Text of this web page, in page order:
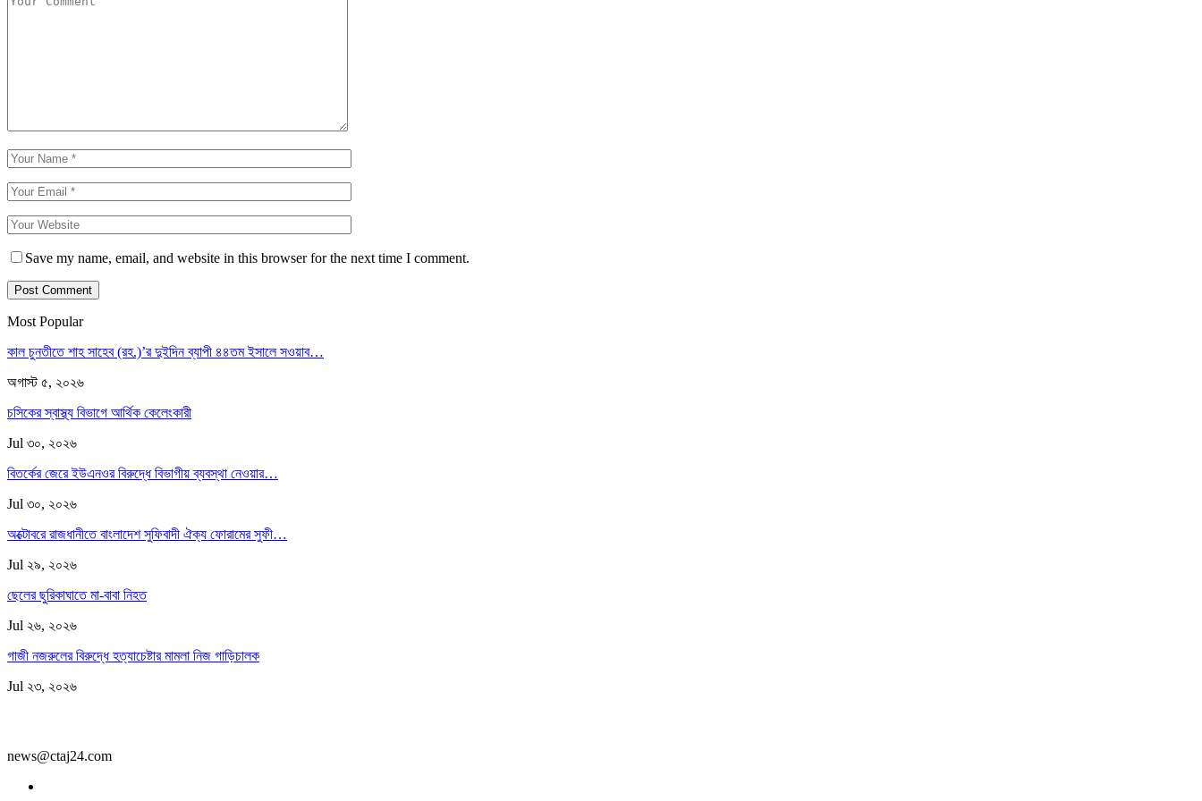
Save my name, email, and website in this browser for the next time I comment.
Most Popular
কাল চুনতীতে শাহ সাহেব (রহ.)’র দুইদিন ব্যাপী ৪৪তম ইসালে সওয়াব…
অগাস্ট ৫, ২০২৬
চসিকের স্বাস্থ্য বিভাগে আর্থিক কেলেংকারী
Jul ৩০, ২০২৬
বিতর্কের জেরে ইউএনওর বিরুদ্ধে বিভাগীয় ব্যবস্থা নেওয়ার…
Jul ৩০, ২০২৬
অক্টোবরে রাজধানীতে বাংলাদেশ সুফিবাদী ঐক্য ফোরামের সুফী…
Jul ২৯, ২০২৬
ছেলের ছুরিকাঘাতে মা-বাবা নিহত
Jul ২৬, ২০২৬
গাজী নজরুলের বিরুদ্ধে হত্যাচেষ্টার মামলা নিজ গাড়িচালক
Jul ২৩, ২০২৬
news@ctaj24.com